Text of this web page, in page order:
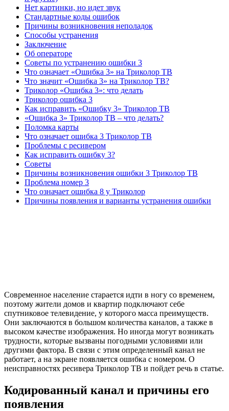
Нет картинки, но идет звук
Стандартные коды ошибок
Причины возникновения неполадок
Способы устранения
Заключение
Об операторе
Советы по устранению ошибки 3
Что означает «Ошибка 3» на Триколор ТВ
Что значит «Ошибка 3» на Триколор ТВ?
Триколор «Ошибка 3»: что делать
Триколор ошибка 3
Как исправить «Ошибку 3» Триколор ТВ
«Ошибка 3» Триколор ТВ – что делать?
Поломка карты
Что означает ошибка 3 Триколор ТВ
Проблемы с ресивером
Как исправить ошибку 3?
Советы
Причины возникновения ошибки 3 Триколор ТВ
Проблема номер 3
Что означает ошибка 8 у Триколор
Причины появления и варианты устранения ошибки
Современное население старается идти в ногу со временем,
поэтому жители домов и квартир подключают себе
спутниковое телевидение, у которого масса преимуществ.
Они заключаются в большом количества каналов, а также в
высоком качестве изображения. Но иногда могут возникать
трудности, которые вызваны погодными условиями или
другими фактора. В связи с этим определенный канал не
работает, а на экране появляется ошибка с номером. О
неисправностях ресивера Триколор ТВ и пойдет речь в статье.
Кодированный канал и причины его
появления